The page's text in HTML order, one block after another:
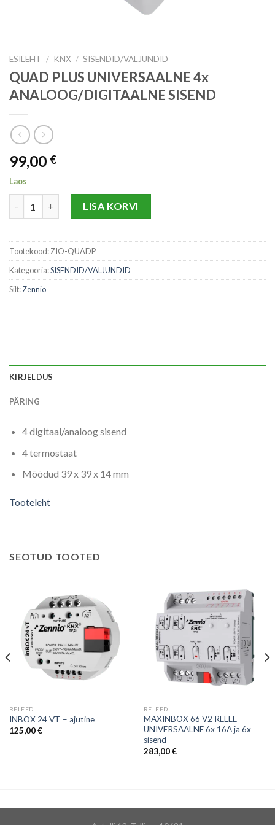
ESILEHT / KNX / SISENDID/VÄLJUNDID
QUAD PLUS UNIVERSAALNE 4x
ANALOOG/DIGITAALNE SISEND
99,00 €
Laos
LISA KORVI
Tootekood:ZIO-QUADP
Kategooria:SISENDID/VÄLJUNDID
Silt:Zennio
KIRJELDUS
PÄRING
4 digitaal/analoog sisend
4 termostaat
Mõõdud 39 x 39 x 14 mm
Tooteleht
SEOTUD TOOTED
RELEED
INBOX 24 VT – ajutine
125,00€
RELEED
MAXINBOX 66 V2 RELEE
UNIVERSAALNE 6x 16A ja 6x
sisend
283,00€